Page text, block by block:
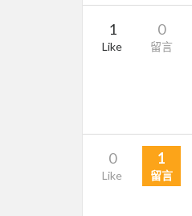
1
Like
0
留言
0
Like
1
留言